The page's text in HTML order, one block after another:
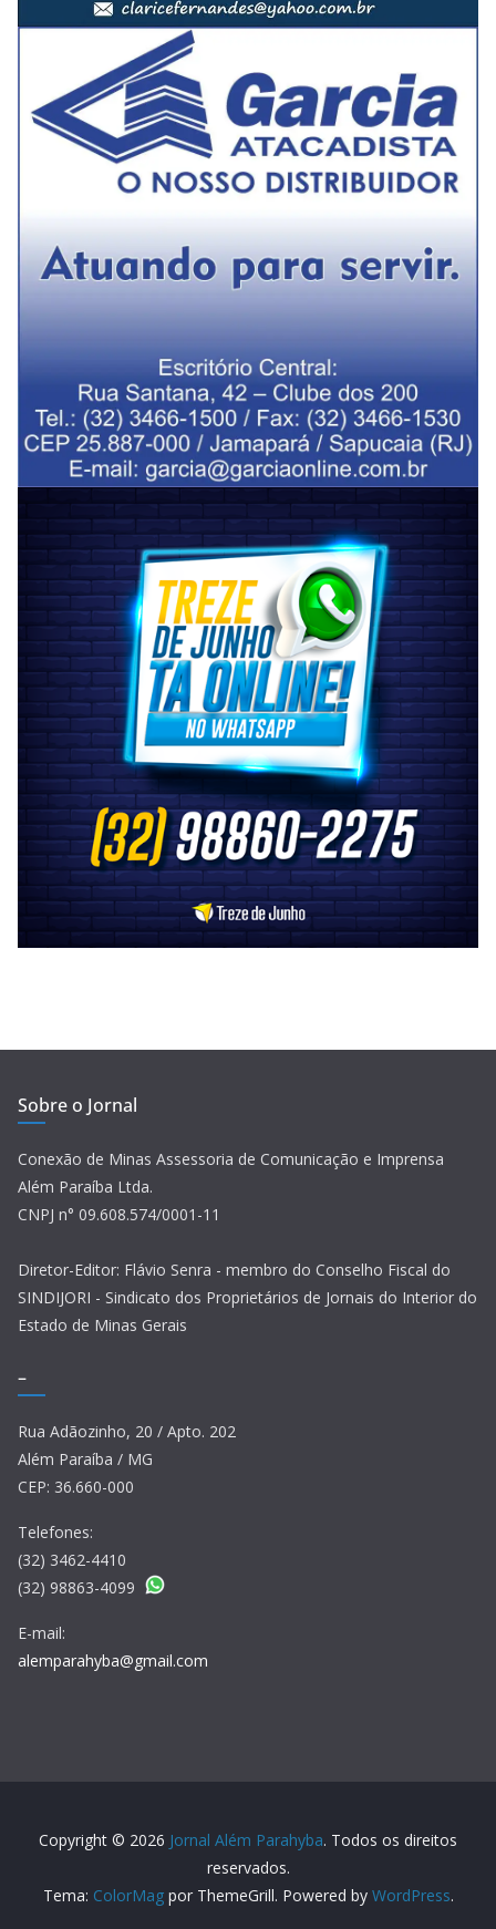
Sobre o Jornal
Conexão de Minas Assessoria de Comunicação e Imprensa
Além Paraíba Ltda.
CNPJ n° 09.608.574/0001-11
Diretor-Editor: Flávio Senra - membro do Conselho Fiscal do
SINDIJORI - Sindicato dos Proprietários de Jornais do Interior do
Estado de Minas Gerais
–
Rua Adãozinho, 20 / Apto. 202
Além Paraíba / MG
CEP: 36.660-000
Telefones:
(32) 3462-4410
(32) 98863-4099
E-mail:
alemparahyba@gmail.com
Copyright © 2026 Jornal Além Parahyba. Todos os direitos
reservados.
Tema: ColorMagpor ThemeGrill. Powered by WordPress.